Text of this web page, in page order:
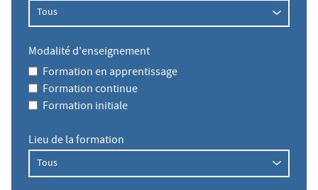
Modalité d'enseignement
Formation en apprentissage
Formation continue
Formation initiale
Lieu de la formation